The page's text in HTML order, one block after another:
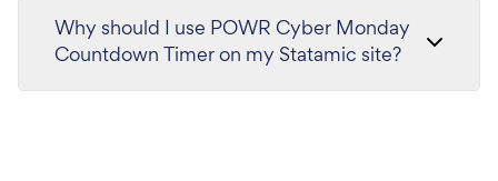
Why should I use POWR Cyber Monday
Countdown Timer on my Statamic site?